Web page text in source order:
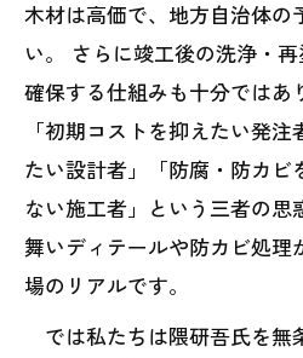
木材は高価で、地方自治体の
い。 さらに竣工後の洗浄・
確保する仕組みも十分ではあ
「初期コストを抑えたい発
たい設計者」「防腐・防カビ
ない施工者」という三者の
舞いディテールや防カビ処
場のリアルです。
では私たちは隈研吾氏を無